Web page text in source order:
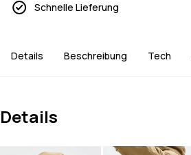
Schnelle Lieferung
Details Beschreibung Tech
Details